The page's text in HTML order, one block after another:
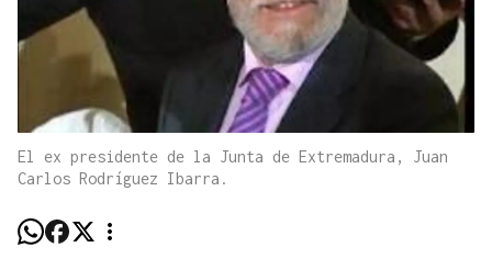
El ex presidente de la Junta de Extremadura, Juan
Carlos Rodríguez Ibarra.